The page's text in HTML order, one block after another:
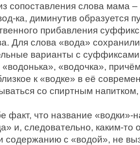
сопоставления слова мама
ка, диминутив образуется
прибавления
Для слова «вода»
варианты с суффиксами
«водонька», «водочка»,
к «водке» в её
со спиртным
факт, что название «водки»-
и, следовательно, каким-то
содержанию с «водой», не